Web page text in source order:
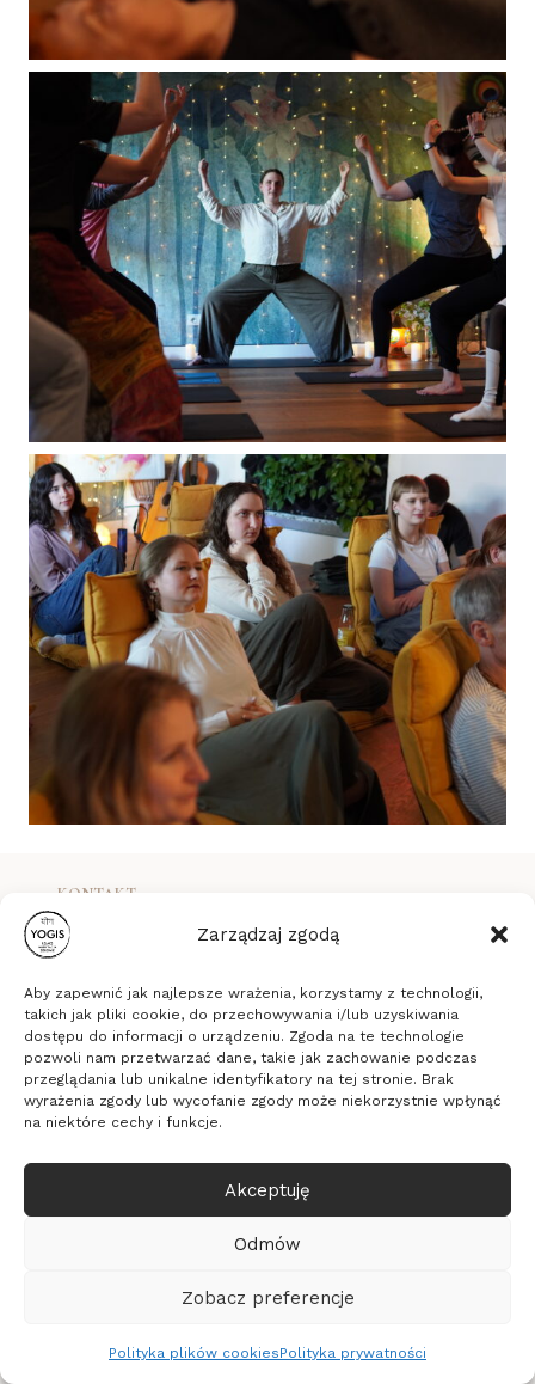
Zarządzaj zgodą
Aby zapewnić jak najlepsze wrażenia, korzystamy z technologii,
takich jak pliki cookie, do przechowywania i/lub uzyskiwania
dostępu do informacji o urządzeniu. Zgoda na te technologie
pozwoli nam przetwarzać dane, takie jak zachowanie podczas
przeglądania lub unikalne identyfikatory na tej stronie. Brak
wyrażenia zgody lub wycofanie zgody może niekorzystnie wpłynąć
na niektóre cechy i funkcje.
Akceptuję
Odmów
Zobacz preferencje
Polityka plików cookiesPolityka prywatności
KONTAKT
Pozostań w kontakcie
Adres studia
ul. Długa 16b/33
53-658 Wrocław
Kontakt
+48 509 274 067
yogis@yogis.pl